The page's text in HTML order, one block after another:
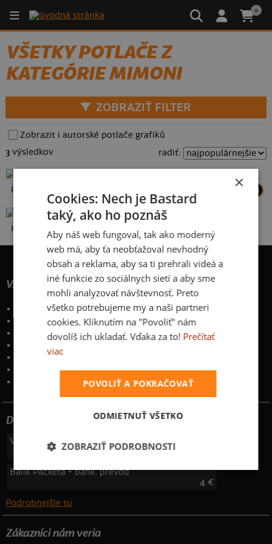
0
VŠETKY POTLAČE Z
KATEGÓRIE MIMONI
ZOBRAZIŤ FILTER
Zobrazit i autorské potlače grafiků
3 výsledkov radiť:
Pivoni
Kráľ mimoňov
Všetko o nákupe
Poštovné a spôsoby doručenia
Garancia výmeny a vrátenia
Časté otázky
Osobné údaje
info@bastard.sk
Telefón: 222 205 835
Dotujeme poštovné
Výdajné miesto + platobná brána
Balík Packeta + bank. prevod
4 €
Podrobnejšie tu
Zákazníci nám veria
×
Cookies: Nech je Bastard
taký, ako ho poznáš
Aby náš web fungoval, tak ako moderný
web má, aby ťa neobťažoval nevhodný
obsah a reklama, aby sa ti prehrali videá a
iné funkcie zo sociálnych sietí a aby sme
mohli analyzovať návštevnosť. Preto
všetko potrebujeme my a naši partneri
cookies. Kliknutím na "Povoliť" nám
dovolíš ich ukladať. Vďaka za to! Prečítať
viac
POVOLIŤ A POKRAČOVAŤ
ODMIETNUŤ VŠETKO
ZOBRAZIŤ PODROBNOSTI